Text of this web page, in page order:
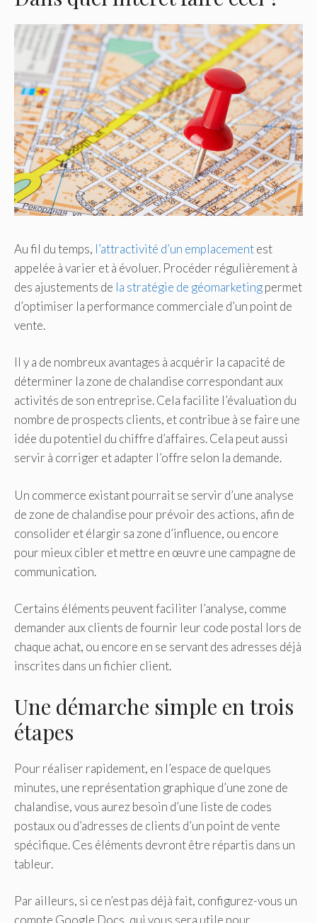
Au fil du temps, l’attractivité d’un emplacementest
appelée à varier et à évoluer. Procéder régulièrement à
des ajustements de la stratégie de géomarketingpermet
d’optimiser la performance commerciale d’un point de
vente.
Il y a de nombreux avantages à acquérir la capacité de
déterminer la zone de chalandise correspondant aux
activités de son entreprise. Cela facilite l’évaluation du
nombre de prospects clients, et contribue à se faire une
idée du potentiel du chiffre d’affaires. Cela peut aussi
servir à corriger et adapter l’offre selon la demande.
Un commerce existant pourrait se servir d’une analyse
de zone de chalandise pour prévoir des actions, afin de
consolider et élargir sa zone d’influence, ou encore
pour mieux cibler et mettre en œuvre une campagne de
communication.
Certains éléments peuvent faciliter l’analyse, comme
demander aux clients de fournir leur code postal lors de
chaque achat, ou encore en se servant des adresses déjà
inscrites dans un fichier client.
Une démarche simple en trois
étapes
Pour réaliser rapidement, en l’espace de quelques
minutes, une représentation graphique d’une zone de
chalandise, vous aurez besoin d’une liste de codes
postaux ou d’adresses de clients d’un point de vente
spécifique. Ces éléments devront être répartis dans un
tableur.
Par ailleurs, si ce n’est pas déjà fait, configurez-vous un
compte Google Docs, qui vous sera utile pour